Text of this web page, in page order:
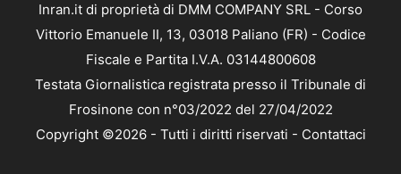
Inran.it di proprietà di DMM COMPANY SRL - Corso
Vittorio Emanuele II, 13, 03018 Paliano (FR) - Codice
Fiscale e Partita I.V.A. 03144800608
Testata Giornalistica registrata presso il Tribunale di
Frosinone con n°03/2022 del 27/04/2022
Copyright ©2026 - Tutti i diritti riservati - Contattaci